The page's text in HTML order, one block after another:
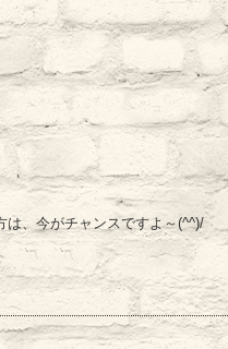
は、今がチャンスですよ～(^^)/